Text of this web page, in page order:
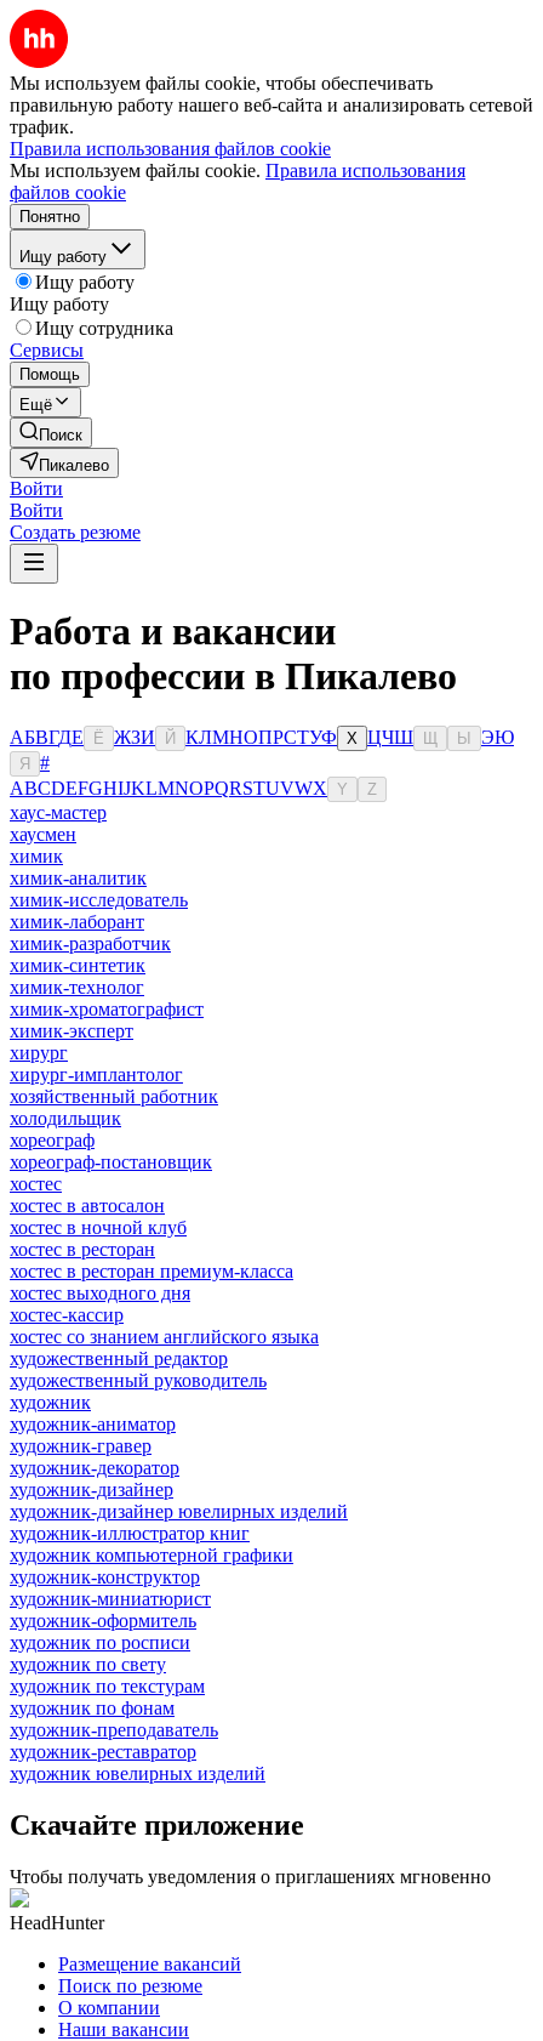
Мы используем файлы cookie, чтобы обеспечивать
правильную работу нашего веб-сайта и анализировать сетевой
трафик.
Правила использования файлов cookie
Мы используем файлы cookie. Правила использования
файлов cookie
Понятно
Ищу работу
Ищу работу
Ищу работу
Ищу сотрудника
Сервисы
Помощь
Ещё
Поиск
Пикалево
Войти
Войти
Создать резюме
Работа и вакансии
по профессии в Пикалево
АБВГДЕ Ё ЖЗИ Й КЛМНОПРСТУФ Х ЦЧШ Ы ЭЮ
Я
#
ABCDEFGHIJKLMNOPQRSTUVWX Y Z
хаус-мастер
хаусмен
химик
химик-аналитик
химик-исследователь
химик-лаборант
химик-разработчик
химик-синтетик
химик-технолог
химик-хроматографист
химик-эксперт
хирург
хирург-имплантолог
хозяйственный работник
холодильщик
хореограф
хореограф-постановщик
хостес
хостес в автосалон
хостес в ночной клуб
хостес в ресторан
хостес в ресторан премиум-класса
хостес выходного дня
хостес-кассир
хостес со знанием английского языка
художественный редактор
художественный руководитель
художник
художник-аниматор
художник-гравер
художник-декоратор
художник-дизайнер
художник-дизайнер ювелирных изделий
художник-иллюстратор книг
художник компьютерной графики
художник-конструктор
художник-миниатюрист
художник-оформитель
художник по росписи
художник по свету
художник по текстурам
художник по фонам
художник-преподаватель
художник-реставратор
художник ювелирных изделий
Скачайте приложение
Чтобы получать уведомления о приглашениях мгновенно
HeadHunter
Размещение вакансий
Поиск по резюме
О компании
Наши вакансии